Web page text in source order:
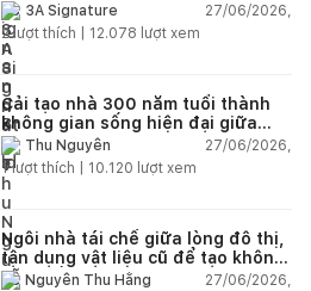
3A Signature
27/06/2026,
2lượt thích | 12.078 lượt xem
Cải tạo nhà 300 năm tuổi thành
không gian sống hiện đại giữa
thiên nhiên
Thu Nguyễn
27/06/2026,
1lượt thích | 10.120 lượt xem
Ngôi nhà tái chế giữa lòng đô thị,
tận dụng vật liệu cũ để tạo không
gian sống linh hoạt
Nguyễn Thu Hằng
27/06/2026,